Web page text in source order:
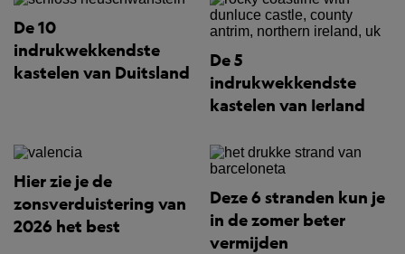
De 10
indrukwekkendste
kastelen van Duitsland
De 5
indrukwekkendste
kastelen van Ierland
Hier zie je de
zonsverduistering van
2026 het best
Deze 6 stranden kun je
in de zomer beter
vermijden